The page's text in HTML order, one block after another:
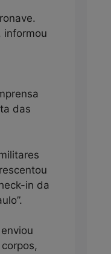
informou
das
in da